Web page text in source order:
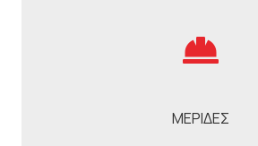
ΜΕΡΙΔΕΣ